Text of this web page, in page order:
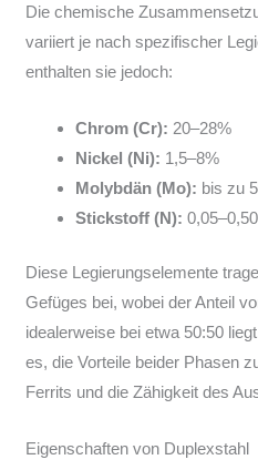
Die chemische
variiert je nach spezifischer
enthalten sie jedoch:
Chrom (Cr): 20–28%
Nickel (Ni): 1,5–8%
Molybdän (Mo): bis zu
Stickstoff (N):
Diese Legierungselemente
Gefüges bei, wobei der Anteil
idealerweise bei etwa 50:50
es, die Vorteile beider Phasen
Ferrits und die Zähigkeit des
Eigenschaften von Duplexstahl